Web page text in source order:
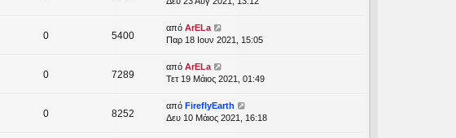
0 5400
από ArELa
Παρ 18 Ιουν 2021, 15:05
0 7289
από ArELa
Τετ 19 Μάιος 2021, 01:49
0 8252
από FireflyEarth
Δευ 10 Μάιος 2021, 16:18